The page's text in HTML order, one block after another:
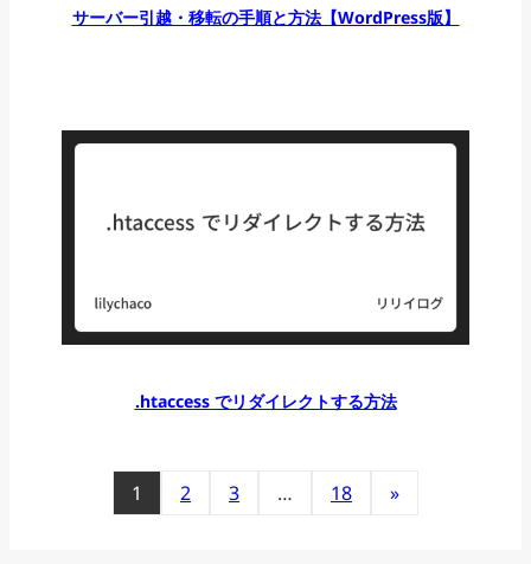
サーバー引越・移転の手順と方法【WordPress版】
.htaccess でリダイレクトする方法
1 2 3 … 18 »